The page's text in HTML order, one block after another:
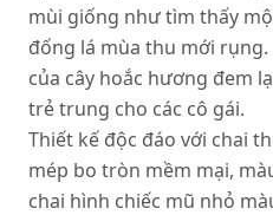
mùi giống như tìm thấy
đống lá mùa thu mới
của cây hoắc hương đem
trẻ trung cho các cô gái.
Thiết kế độc đáo với chai
mép bo tròn mềm mại,
chai hình chiếc mũ nhỏ